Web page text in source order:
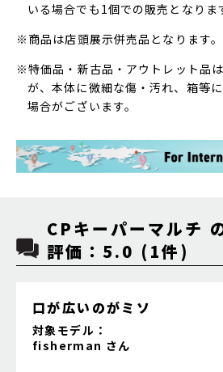
いる場合でも1個での販売となりま
※商品は店頭展示併売品となります。
※特価品・新古品・アウトレット品
が、本体に微細な傷・汚れ、箱等
場合がございます。
CPキーパーマルチ
評価：5.0 (1件)
口が広いのがミソ
対象モデル：
fisherman さん